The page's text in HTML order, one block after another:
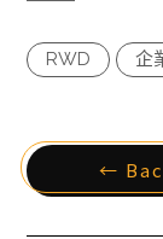
RWD 企
←